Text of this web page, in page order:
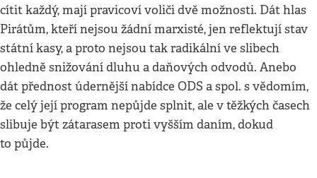
cítit každý, mají pravicoví voliči dvě možnosti. Dát hlas
Pirátům, kteří nejsou žádní marxisté, jen reflektují stav
státní kasy, a proto nejsou tak radikální ve slibech
ohledně snižování dluhu a daňových odvodů. Anebo
dát přednost údernější nabídce ODS a spol. s vědomím,
že celý její program nepůjde splnit, ale v těžkých časech
slibuje být zátarasem proti vyšším daním, dokud
to půjde.